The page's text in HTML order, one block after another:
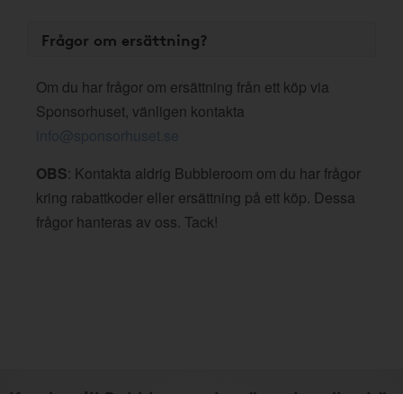
Frågor om ersättning?
Om du har frågor om ersättning från ett köp via
Sponsorhuset, vänligen kontakta
info@sponsorhuset.se
OBS: Kontakta aldrig Bubbleroom om du har frågor
kring rabattkoder eller ersättning på ett köp. Dessa
frågor hanteras av oss. Tack!